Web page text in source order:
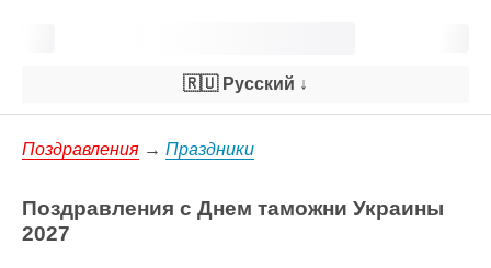
🇷🇺 Русский ↓
Поздравления → Праздники
Поздравления с Днем таможни Украины
2027